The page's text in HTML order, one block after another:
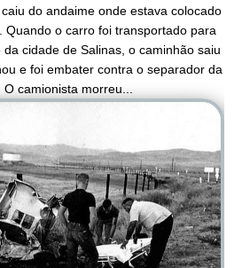
do andaime onde estava colocado
Quando o carro foi transportado para
da cidade de Salinas, o caminhão saiu
e foi embater contra o separador da
O camionista morreu...